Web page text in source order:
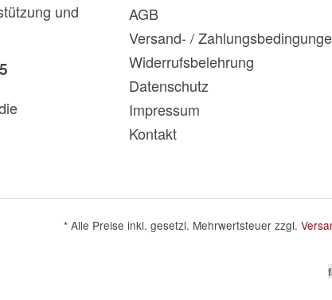
und
AGB
Versand- /
Widerrufsbelehrung
Datenschutz
Impressum
Kontakt
* Alle Preise inkl. gesetzl. Mehrwertsteuer zzgl.